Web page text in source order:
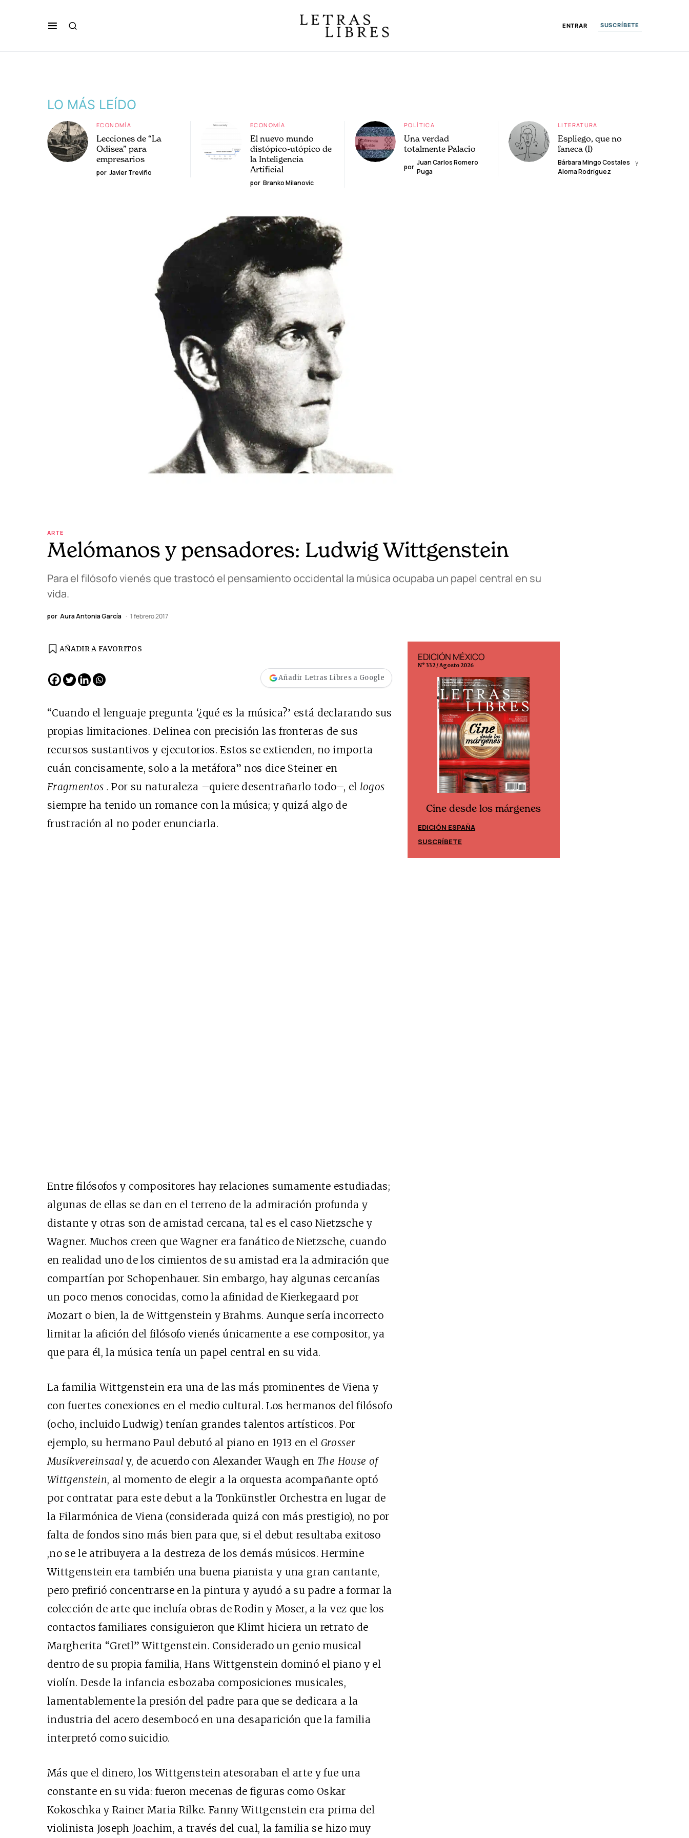
ENTRAR SUSCRÍBETE
LO MÁS LEÍDO
ECONOMÍA
Lecciones de “La
Odisea” para
empresarios
por Javier Treviño
ECONOMÍA
El nuevo mundo
distópico-utópico de
la Inteligencia
Artificial
por Branko Milanovic
POLÍTICA
Una verdad
totalmente Palacio
por
Juan Carlos Romero
Puga
LITERATURA
Espliego, que no
faneca (I)
Bárbara Mingo Costales
y
Aloma Rodríguez
ARTE
Melómanos y pensadores: Ludwig Wittgenstein
Para el filósofo vienés que trastocó el pensamiento occidental la música ocupaba un papel central en su
vida.
por Aura Antonia García 1 febrero 2017
AÑADIR A FAVORITOS
Añadir Letras Libres a Google
“Cuando el lenguaje pregunta ‘¿qué es la música?’ está declarando sus
propias limitaciones. Delinea con precisión las fronteras de sus
recursos sustantivos y ejecutorios. Estos se extienden, no importa
cuán concisamente, solo a la metáfora” nos dice Steiner en
Fragmentos .Por su naturaleza –quiere desentrañarlo todo–, el logos
siempre ha tenido un romance con la música; y quizá algo de
frustración al no poder enunciarla.
Entre filósofos y compositores hay relaciones sumamente estudiadas;
algunas de ellas se dan en el terreno de la admiración profunda y
distante y otras son de amistad cercana, tal es el caso Nietzsche y
Wagner. Muchos creen que Wagner era fanático de Nietzsche, cuando
en realidad uno de los cimientos de su amistad era la admiración que
compartían por Schopenhauer. Sin embargo, hay algunas cercanías
un poco menos conocidas, como la afinidad de Kierkegaard por
Mozart o bien, la de Wittgenstein y Brahms. Aunque sería incorrecto
limitar la afición del filósofo vienés únicamente a ese compositor, ya
que para él, la música tenía un papel central en su vida.
La familia Wittgenstein era una de las más prominentes de Viena y
con fuertes conexiones en el medio cultural. Los hermanos del filósofo
(ocho, incluido Ludwig) tenían grandes talentos artísticos. Por
ejemplo, su hermano Paul debutó al piano en 1913 en el Grosser
Musikvereinsaal y, de acuerdo con Alexander Waugh enThe House of
Wittgenstein, al momento de elegir a la orquesta acompañante optó
por contratar para este debut a la Tonkünstler Orchestra en lugar de
la Filarmónica de Viena (considerada quizá con más prestigio), no por
falta de fondos sino más bien para que, si el debut resultaba exitoso
,no se le atribuyera a la destreza de los demás músicos. Hermine
Wittgenstein era también una buena pianista y una gran cantante,
pero prefirió concentrarse en la pintura y ayudó a su padre a formar la
colección de arte que incluía obras de Rodin y Moser, a la vez que los
contactos familiares consiguieron que Klimt hiciera un retrato de
Margherita “Gretl” Wittgenstein. Considerado un genio musical
dentro de su propia familia, Hans Wittgenstein dominó el piano y el
violín. Desde la infancia esbozaba composiciones musicales,
lamentablemente la presión del padre para que se dedicara a la
industria del acero desembocó en una desaparición que la familia
interpretó como suicidio.
Más que el dinero, los Wittgenstein atesoraban el arte y fue una
constante en su vida: fueron mecenas de figuras como Oskar
Kokoschka y Rainer Maria Rilke. Fanny Wittgenstein era prima del
violinista Joseph Joachim, a través del cual, la familia se hizo muy
Cine desde los márgenes
EDICIÓN MÉXICO
N° 332 / Agosto 2026
Cine desde los márgenes
EDICIÓN ESPAÑA
SUSCRÍBETE